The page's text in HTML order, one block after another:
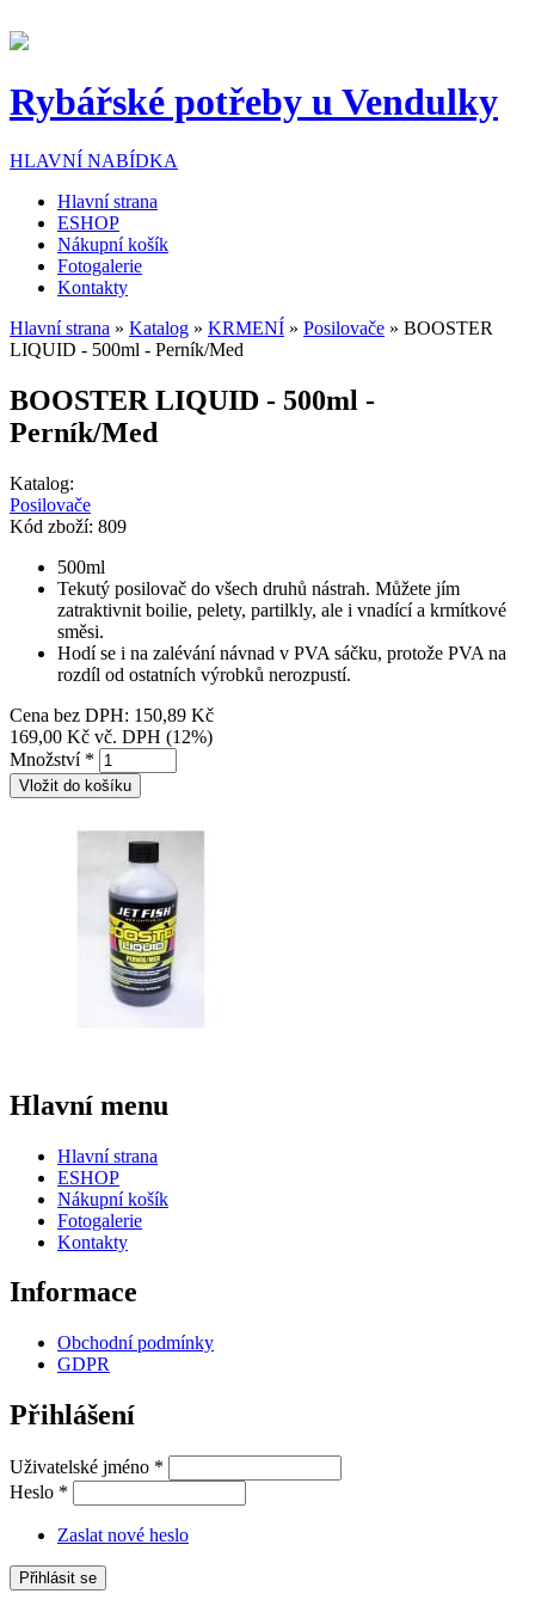
Rybářské potřeby u Vendulky
HLAVNÍ NABÍDKA
Hlavní strana
ESHOP
Nákupní košík
Fotogalerie
Kontakty
Jste zde
Hlavní strana » Katalog » KRMENÍ » Posilovače » BOOSTER
LIQUID - 500ml - Perník/Med
BOOSTER LIQUID - 500ml -
Perník/Med
Katalog:
Posilovače
Kód zboží: 809
500ml
Tekutý posilovač do všech druhů nástrah. Můžete jím
zatraktivnit boilie, pelety, partilkly, ale i vnadící a krmítkové
směsi.
Hodí se i na zalévání návnad v PVA sáčku, protože PVA na
rozdíl od ostatních výrobků nerozpustí.
Cena bez DPH: 150,89 Kč
169,00 Kč vč. DPH (12%)
Množství *
Hlavní menu
Hlavní strana
ESHOP
Nákupní košík
Fotogalerie
Kontakty
Informace
Obchodní podmínky
GDPR
Přihlášení
Uživatelské jméno *
Heslo *
Zaslat nové heslo